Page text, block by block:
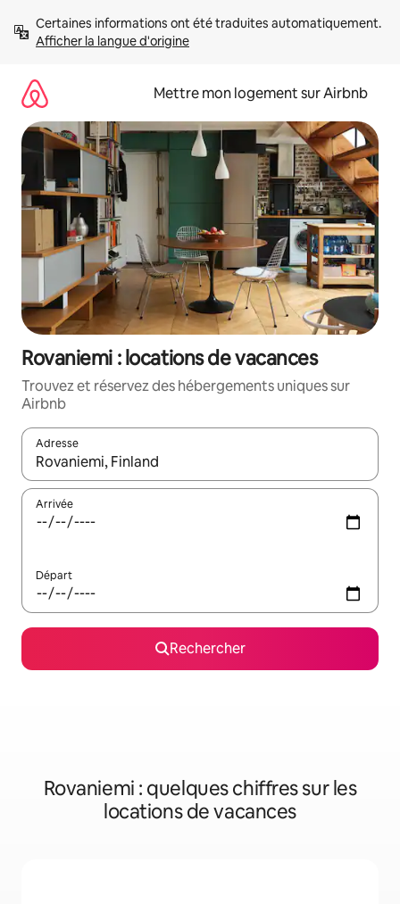
directement
Afficher la langue d'origine
Mettre mon logement sur Airbnb
Rovaniemi : locations de vacances
Trouvez et réservez des hébergements uniques sur
Airbnb
Adresse
Lorsque les résultats s'affichent, utilisez les flèches vers le
Arrivée
Départ
Rechercher
Rovaniemi : quelques chiffres sur les
locations de vacances